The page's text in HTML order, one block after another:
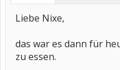
Liebe Nixe,
das war es dann für
zu essen.